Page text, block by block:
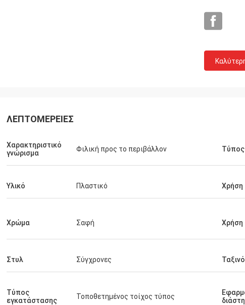
ποικιλίες των προϊόντων.
ΛΕΠΤΟΜΈΡΕΙΕΣ
Χαρακτηριστικό
γνώρισμα
Φιλική προς το περιβάλλον Τύπος
Υλικό Πλαστικό Χρήση
Χρώμα Σαφή Χρήση
Στυλ Σύγχρονες
Τύπος
εγκατάστασης
Τοποθετημένος τοίχος τύπος